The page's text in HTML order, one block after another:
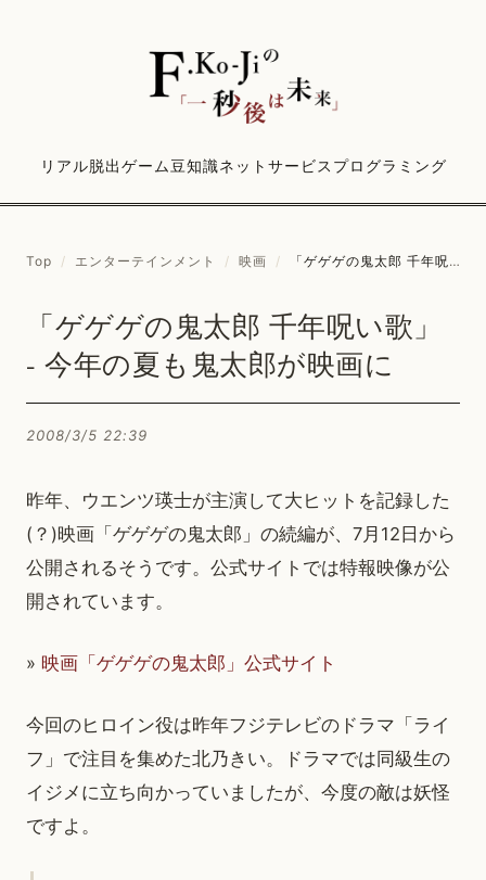
リアル脱出ゲーム豆知識ネットサービス プログラミング
Top / エンターテインメント / 映画 / 「ゲゲゲの鬼太郎 千年呪い歌」 - 今年の夏も鬼太郎が映画に
「ゲゲゲの鬼太郎 千年呪い歌」
- 今年の夏も鬼太郎が映画に
2008/3/5 22:39
昨年、ウエンツ瑛士が主演して大ヒットを記録した
(？)映画「ゲゲゲの鬼太郎」の続編が、7月12日から
公開されるそうです。公式サイトでは特報映像が公
開されています。
» 映画「ゲゲゲの鬼太郎」公式サイト
今回のヒロイン役は昨年フジテレビのドラマ「ライ
フ」で注目を集めた北乃きい。ドラマでは同級生の
イジメに立ち向かっていましたが、今度の敵は妖怪
ですよ。